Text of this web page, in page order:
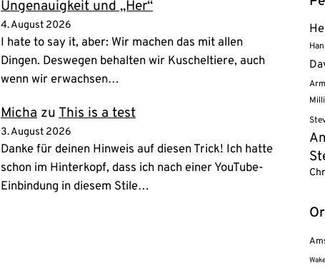
Ungenauigkeit und „Her“
4. August 2026
I hate to say it, aber: Wir machen das mit allen
Dingen. Deswegen behalten wir Kuscheltiere, auch
wenn wir erwachsen…
Micha zu This is a test
3. August 2026
Danke für deinen Hinweis auf diesen Trick! Ich hatte
schon im Hinterkopf, dass ich nach einer YouTube-
Einbindung in diesem Stile…